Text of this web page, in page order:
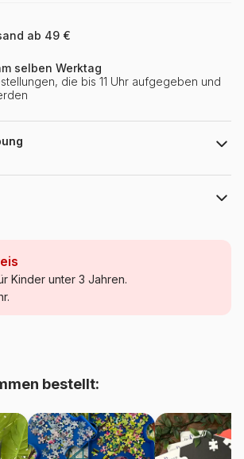
ab 49 €
selben Werktag
die bis 11 Uhr aufgegeben und
Treflik Family
Puzzle - Dekoration und
Trefl-15595
5900511155952
Kinder unter 3 Jahren.
bestellt: